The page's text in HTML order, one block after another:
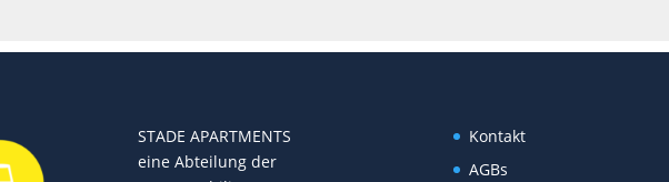
STADE APARTMENTS
eine Abteilung der
Kontakt
AGBs